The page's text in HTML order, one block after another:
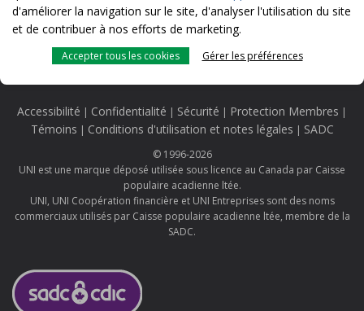
d'améliorer la navigation sur le site, d'analyser l'utilisation du site
et de contribuer à nos efforts de marketing.
Accepter tous les cookies Gérer les préférences
Accessibilité | Confidentialité | Sécurité | Protection Membres |
Témoins | Conditions d'utilisation et notes légales | SADC
© 1996-2026
UNI est une marque déposé utilisée sous licence au Canada par Caisse
populaire acadienne ltée.
UNI, UNI Coopération financière et UNI Entreprises sont des noms
commerciaux utilisés par Caisse populaire acadienne ltée, membre de la
SADC.